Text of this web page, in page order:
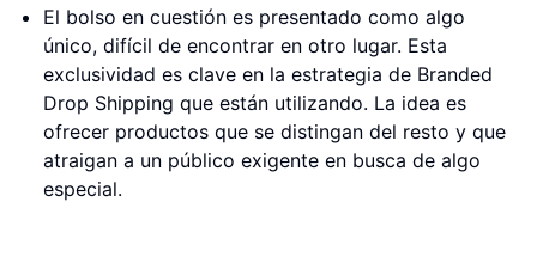
El bolso en cuestión es presentado como algo
único, difícil de encontrar en otro lugar. Esta
exclusividad es clave en la estrategia de Branded
Drop Shipping que están utilizando. La idea es
ofrecer productos que se distingan del resto y que
atraigan a un público exigente en busca de algo
especial.